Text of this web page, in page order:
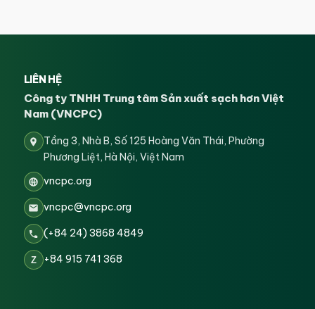
LIÊN HỆ
Công ty TNHH Trung tâm Sản xuất sạch hơn Việt
Nam (VNCPC)
Tầng 3, Nhà B, Số 125 Hoàng Văn Thái, Phường
Phương Liệt, Hà Nội, Việt Nam
vncpc.org
vncpc@vncpc.org
(+84 24) 3868 4849
Z +84 915 741 368